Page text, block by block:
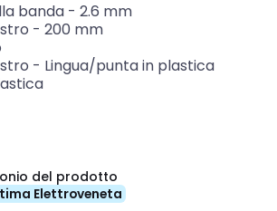
banda- 2.6 mm
- 200 mm
- Lingua/punta in plastica
del prodotto
Elettroveneta